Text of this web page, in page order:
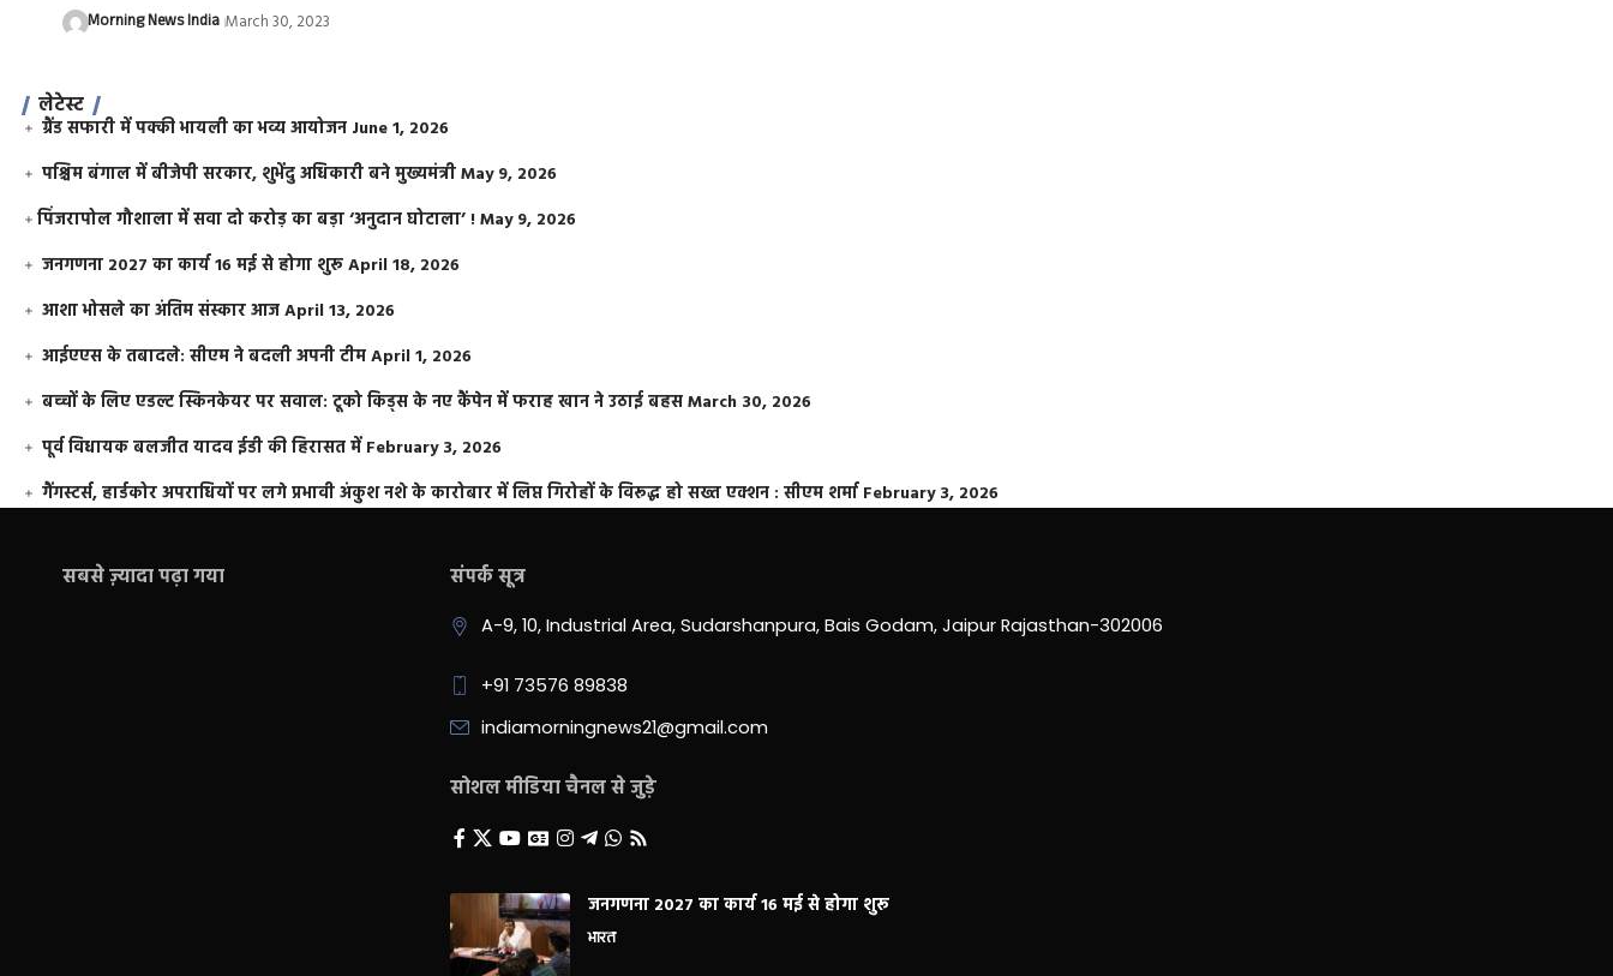
Morning News India March 30, 2023
लेटेस्ट
ग्रैंड सफारी में पक्की भायली का भव्य आयोजन June 1, 2026
पश्चिम बंगाल में बीजेपी सरकार, शुभेंदु अधिकारी बने मुख्यमंत्रीMay 9, 2026
​पिंजरापोल गौशाला में सवा दो करोड़ का बड़ा ‘अनुदान घोटाला’ !May 9, 2026
जनगणना 2027 का कार्य 16 मई से होगा शुरूApril 18, 2026
आशा भोसले का अंतिम संस्कार आजApril 13, 2026
आईएएस के तबादले: सीएम ने बदली अपनी टीमApril 1, 2026
बच्चों के लिए एडल्ट स्किनकेयर पर सवाल: टूको किड्स के नए कैंपेन में फराह खान ने उठाई बहसMarch 30, 2026
पूर्व विधायक बलजीत यादव ईडी की हिरासत में February 3, 2026
गैंगस्टर्स, हार्डकोर अपराधियों पर लगे प्रभावी अंकुश नशे के कारोबार में लिप्त गिरोहों के विरूद्ध हो सख्त एक्शन : सीएम शर्मा February 3, 2026
सबसे ज़्यादा पढ़ा गया संपर्क सूत्र
A-9, 10, Industrial Area, Sudarshanpura, Bais Godam, Jaipur Rajasthan-302006
+91 73576 89838
indiamorningnews21@gmail.com
सोशल मीडिया चैनल से जुड़े
जनगणना 2027 का कार्य 16 मई से होगा शुरू
भारत